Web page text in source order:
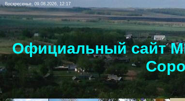
Воскресенье, 09.08.2026, 12:17
Официальный сайт